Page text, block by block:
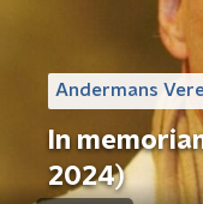
Andermans
In
2024)